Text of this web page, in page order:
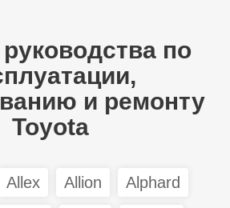
по
и ремонту
Toyota
Allex Allion Alphard